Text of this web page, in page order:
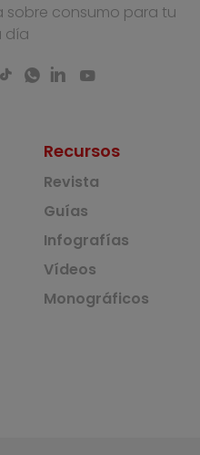
sobre consumo para tu
día
Recursos
Revista
Guías
Infografías
Vídeos
Monográficos